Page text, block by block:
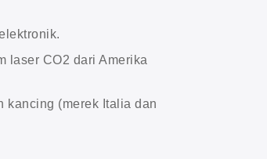
laser CO2 dari Amerika
kancing (merek Italia dan